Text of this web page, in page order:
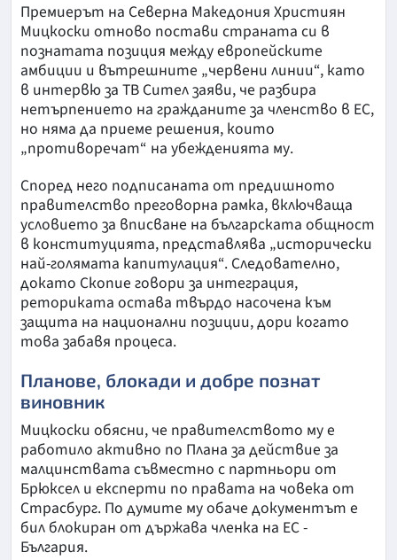
Премиерът на Северна Македония Християн
Мицкоски отново постави страната си в
познатата позиция между европейските
амбиции и вътрешните „червени линии“, като
в интервю за ТВ Сител заяви, че разбира
нетърпението на гражданите за членство в ЕС,
но няма да приеме решения, които
„противоречат“ на убежденията му.
Според него подписаната от предишното
правителство преговорна рамка, включваща
условието за вписване на българската общност
в конституцията, представлява „исторически
най-голямата капитулация“. Следователно,
докато Скопие говори за интеграция,
реториката остава твърдо насочена към
защита на национални позиции, дори когато
това забавя процеса.
Планове, блокади и добре познат
виновник
Мицкоски обясни, че правителството му е
работило активно по Плана за действие за
малцинствата съвместно с партньори от
Брюксел и експерти по правата на човека от
Страсбург. По думите му обаче документът е
бил блокиран от държава членка на ЕС -
България.